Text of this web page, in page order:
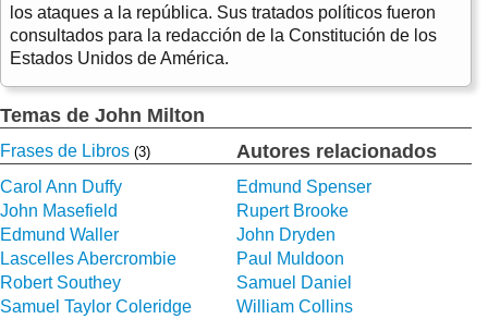
los ataques a la república. Sus tratados políticos fueron
consultados para la redacción de la Constitución de los
Estados Unidos de América.
Temas de John Milton
Frases de Libros (3) Autores relacionados
Carol Ann Duffy
Edmund Spenser
John Masefield
Rupert Brooke
Edmund Waller
John Dryden
Lascelles Abercrombie
Paul Muldoon
Robert Southey
Samuel Daniel
Samuel Taylor Coleridge
William Collins